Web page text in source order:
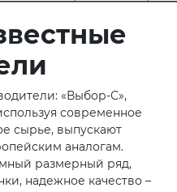
«Выбор-С»,
современное
сырье, выпускают
аналогам.
размерный ряд,
надежное качество –